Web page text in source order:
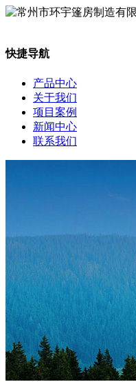
快捷导航
产品中心
关于我们
项目案例
新闻中心
联系我们